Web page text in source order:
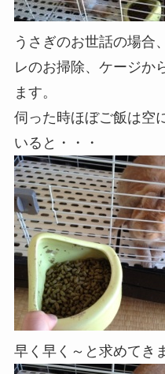
うさぎのお世話の場合
レのお掃除、ケージか
ます。
伺った時ほぼご飯は空
いると・・・
早く早く～と求めてき